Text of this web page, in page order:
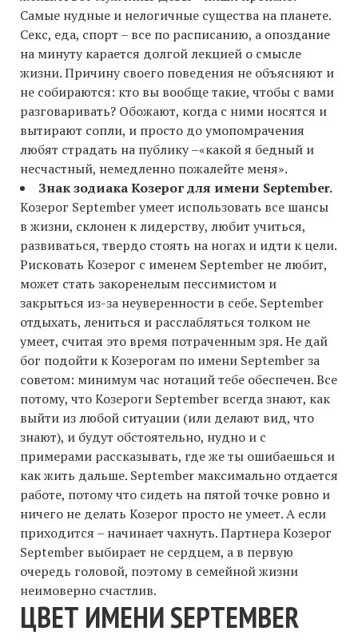
Самые нудные и нелогичные существа на планете.
Секс, еда, спорт – все по расписанию, а опоздание
на минуту карается долгой лекцией о смысле
жизни. Причину своего поведения не объясняют и
не собираются: кто вы вообще такие, чтобы с вами
разговаривать? Обожают, когда с ними носятся и
вытирают сопли, и просто до умопомрачения
любят страдать на публику –«какой я бедный и
несчастный, немедленно пожалейте меня».
Знак зодиака Козерог для имени September.
Козерог September умеет использовать все шансы
в жизни, склонен к лидерству, любит учиться,
развиваться, твердо стоять на ногах и идти к цели.
Рисковать Козерог с именем September не любит,
может стать закоренелым пессимистом и
закрыться из-за неуверенности в себе. September
отдыхать, лениться и расслабляться толком не
умеет, считая это время потраченным зря. Не дай
бог подойти к Козерогам по имени September за
советом: минимум час нотаций тебе обеспечен. Все
потому, что Козероги September всегда знают, как
выйти из любой ситуации (или делают вид, что
знают), и будут обстоятельно, нудно и с
примерами рассказывать, где же ты ошибаешься и
как жить дальше. September максимально отдается
работе, потому что сидеть на пятой точке ровно и
ничего не делать Козерог просто не умеет. А если
приходится – начинает чахнуть. Партнера Козерог
September выбирает не сердцем, а в первую
очередь головой, поэтому в семейной жизни
неимоверно счастлив.
ЦВЕТ ИМЕНИ SEPTEMBER